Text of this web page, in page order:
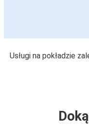
Usługi na pokładzie